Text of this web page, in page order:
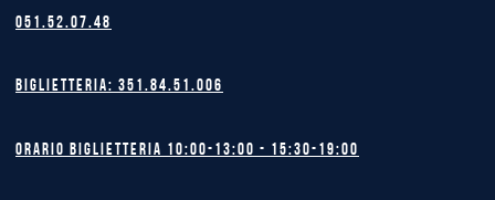
051.52.07.48
Biglietteria: 351.84.51.006
Orario biglietteria 10:00-13:00 - 15:30-19:00